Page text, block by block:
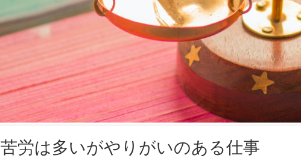
苦労は多いがやりがいのある仕事